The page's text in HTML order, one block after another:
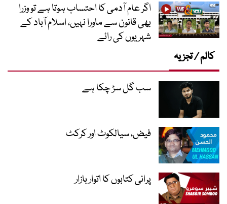
اگر عام آدمی کا احتساب ہوتا ہے تو وزرا
بھی قانون سے ماورا نہیں، اسلام آباد کے
شہریوں کی رائے
کالم / تجزیہ
سب گل سڑ چکا ہے
فیض، سیالکوٹ اور کرکٹ
پرانی کتابوں کا اتوار بازار